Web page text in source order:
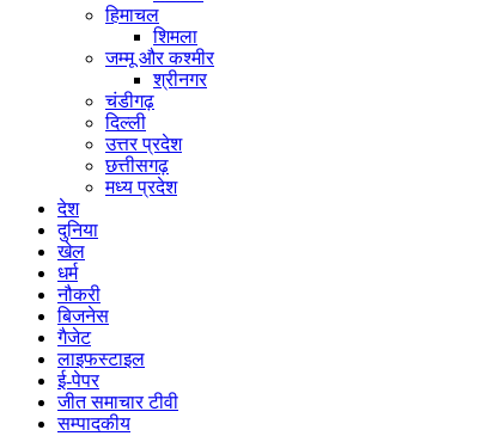
हिमाचल
शिमला
जम्मू और कश्मीर
श्रीनगर
चंडीगढ़
दिल्ली
उत्तर प्रदेश
छत्तीसगढ़
मध्य प्रदेश
देश
दुनिया
खेल
धर्म
नौकरी
बिजनेस
गैजेट
लाइफस्टाइल
ई-पेपर
जीत समाचार टीवी
सम्पादकीय